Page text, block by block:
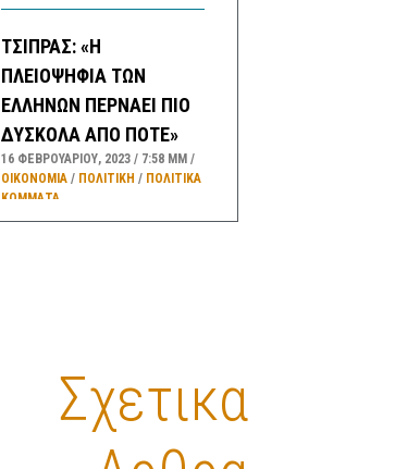
ΤΣΙΠΡΑΣ: «Η
ΠΛΕΙΟΨΗΦΙΑ ΤΩΝ
ΕΛΛΗΝΩΝ ΠΕΡΝΑΕΙ ΠΙΟ
ΔΥΣΚΟΛΑ ΑΠΟ ΠΟΤΕ»
16 ΦΕΒΡΟΥΑΡΊΟΥ, 2023 7:58 ΜΜ
ΟΙΚΟΝΟΜΙΑ/ ΠΟΛΙΤΙΚΗ / ΠΟΛΙΤΙΚΆ
ΚΌΜΜΑΤΑ
ΚΑΛΑΘΙ”
16 ΦΕΒΡΟΥΑΡΊΟΥ, 2023 3:35 ΜΜ
ΟΙΚΟΝΟΜΙΑ/ΚΑΛΑΘΙ ΝΟΙΚΟΚΥΡΙΟΥ
Σχετικα